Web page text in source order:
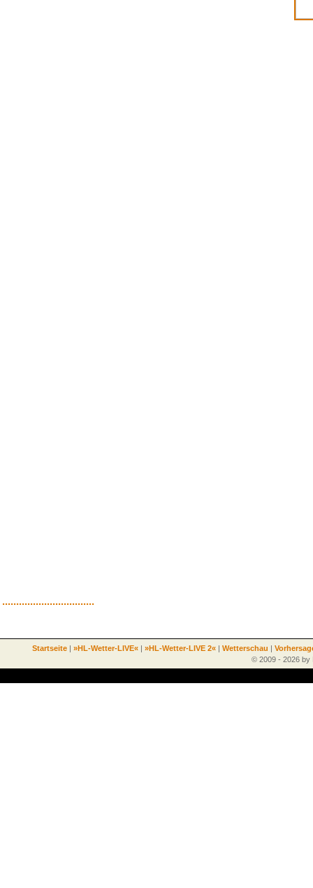
.................................
Startseite | »HL-Wetter-LIVE« | »HL-Wetter-LIVE 2« | Wetterschau |
© 2009 - 2026 by